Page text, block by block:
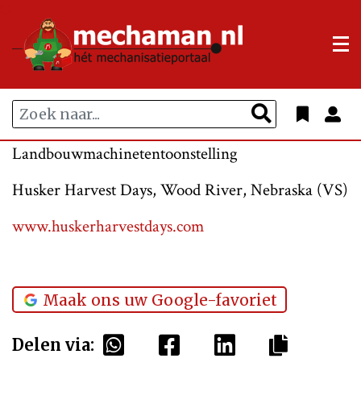
Landbouwmachinetentoonstelling
Husker Harvest Days, Wood River, Nebraska (VS)
www.huskerharvestdays.com
Maak ons uw Google-favoriet
Delen via: